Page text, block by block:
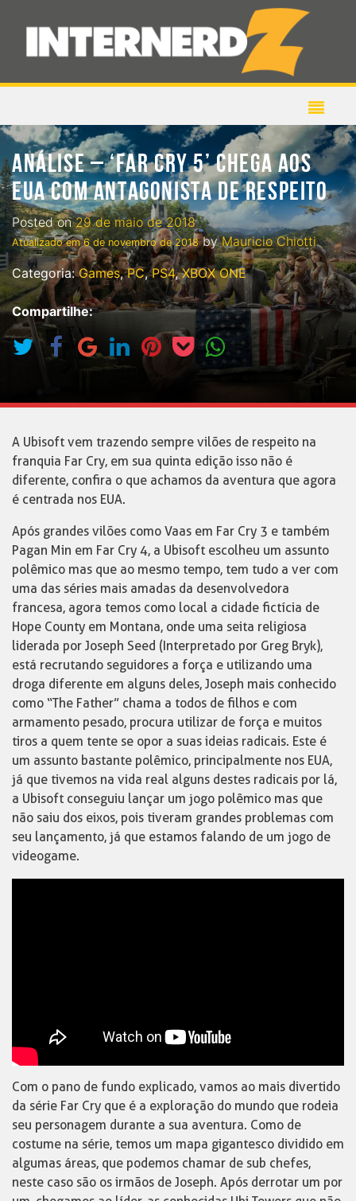
ANÁLISE – ‘FAR CRY 5’ CHEGA AOS
EUA COM ANTAGONISTA DE RESPEITO
Posted on29 de maio de 2018
Atualizado em6 de novembro de 2018byMauricio Chiotti
Categoria:Games,PC,PS4,XBOX ONE
Compartilhe:
A Ubisoft vem trazendo sempre vilões de respeito na
franquia Far Cry, em sua quinta edição isso não é
diferente, confira o que achamos da aventura que agora
é centrada nos EUA.
Após grandes vilões como Vaas em Far Cry 3 e também
Pagan Min em Far Cry 4, a Ubisoft escolheu um assunto
polêmico mas que ao mesmo tempo, tem tudo a ver com
uma das séries mais amadas da desenvolvedora
francesa, agora temos como local a cidade fictícia de
Hope County em Montana, onde uma seita religiosa
liderada por Joseph Seed (Interpretado por Greg Bryk),
está recrutando seguidores a força e utilizando uma
droga diferente em alguns deles, Joseph mais conhecido
como “The Father” chama a todos de filhos e com
armamento pesado, procura utilizar de força e muitos
tiros a quem tente se opor a suas ideias radicais. Este é
um assunto bastante polêmico, principalmente nos EUA,
já que tivemos na vida real alguns destes radicais por lá,
a Ubisoft conseguiu lançar um jogo polêmico mas que
não saiu dos eixos, pois tiveram grandes problemas com
seu lançamento, já que estamos falando de um jogo de
videogame.
Com o pano de fundo explicado, vamos ao mais divertido
da série Far Cry que é a exploração do mundo que rodeia
seu personagem durante a sua aventura. Como de
costume na série, temos um mapa gigantesco dividido em
algumas áreas, que podemos chamar de sub chefes,
neste caso são os irmãos de Joseph. Após derrotar um por